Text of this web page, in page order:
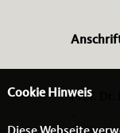
Prof. Dr.
Cookie Hinweis